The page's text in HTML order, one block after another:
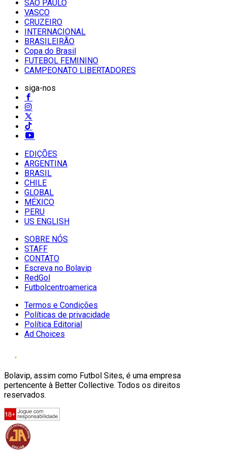
SĀO PAULO
VASCO
CRUZEIRO
INTERNACIONAL
BRASILEIRÃO
Copa do Brasil
FUTEBOL FEMININO
CAMPEONATO LIBERTADORES
siga-nos
EDIÇÕES
ARGENTINA
BRASIL
CHILE
GLOBAL
MÉXICO
PERU
US ENGLISH
SOBRE NÓS
STAFF
CONTATO
Escreva no Bolavip
RedGol
Futbolcentroamerica
Termos e Condições
Políticas de privacidade
Política Editorial
Ad Choices
Bolavip, assim como Futbol Sites, é uma empresa
pertencente à Better Collective. Todos os direitos
reservados.